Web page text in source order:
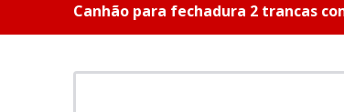
Canhão para fechadura 2 trancas